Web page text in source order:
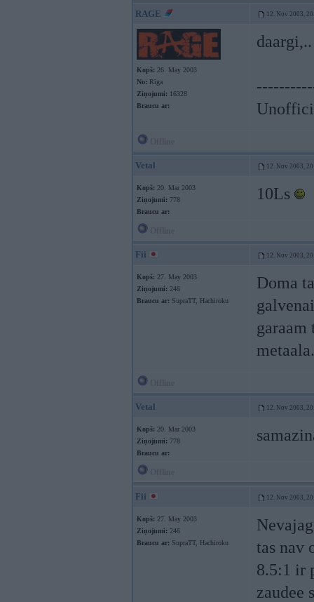
RAGE 12. Nov 2003,
Kopš: 26. May 2003
No: Rīga
Ziņojumi: 16328
Braucu ar:
Vetal 12. Nov 2003,
Kopš: 20. Mar 2003
Ziņojumi: 778
Braucu ar:
10Ls
Fii 12. Nov 2003,
Kopš: 27. May 2003
Ziņojumi: 246
Braucu ar: SupraTT, Hachiroku
Doma
garaam
metaala.
Vetal 12. Nov 2003,
Kopš: 20. Mar 2003
Ziņojumi: 778
Braucu ar:
Fii 12. Nov 2003,
Kopš: 27. May 2003
Ziņojumi: 246
Braucu ar: SupraTT, Hachiroku
tas nav
8.5:1 ir
zaudee